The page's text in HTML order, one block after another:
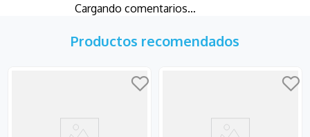
Cargando comentarios…
Productos recomendados